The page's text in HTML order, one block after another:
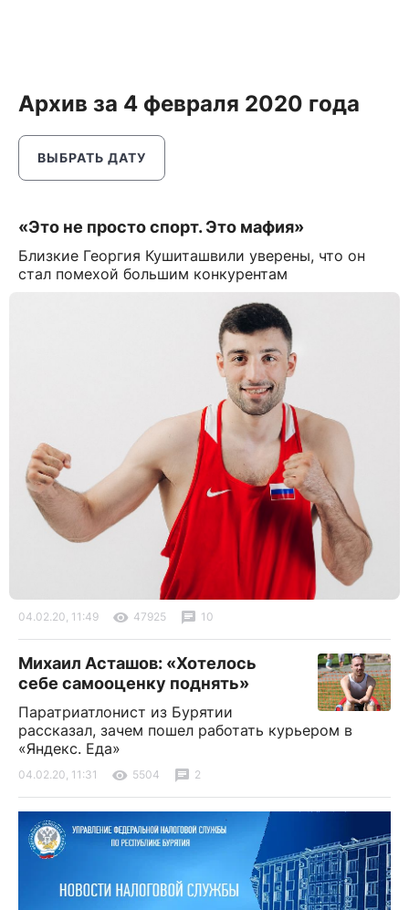
Архив за 4 февраля 2020 года
ВЫБРАТЬ ДАТУ
«Это не просто спорт. Это мафия»
Близкие Георгия Кушиташвили уверены, что он
стал помехой большим конкурентам
04.02.20, 11:49 47925 10
Михаил Асташов: «Хотелось
себе самооценку поднять»
Паратриатлонист из Бурятии
рассказал, зачем пошел работать курьером в
«Яндекс. Еда»
04.02.20, 11:31 5504 2